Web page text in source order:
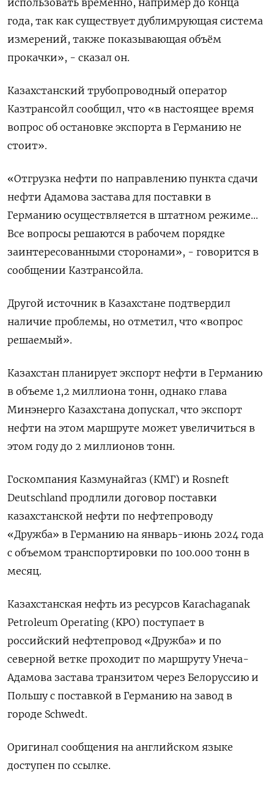
года, так как существует дублимрующая система
измерений, также показывающая объём
прокачки», - сказал он.
Казахстанский трубопроводный оператор
Казтрансойл сообщил, что «в настоящее время
вопрос об остановке экспорта в Германию не
стоит».
«Отгрузка нефти по направлению пункта сдачи
нефти Адамова застава для поставки в
Германию осуществляется в штатном режиме...
Все вопросы решаются в рабочем порядке
заинтересованными сторонами», - говорится в
сообщении Казтрансойла.
Другой источник в Казахстане подтвердил
наличие проблемы, но отметил, что «вопрос
решаемый».
Казахстан планирует экспорт нефти в Германию
в объеме 1,2 миллиона тонн, однако глава
Минэнерго Казахстана допускал, что экспорт
нефти на этом маршруте может увеличиться в
этом году до 2 миллионов тонн.
Госкомпания Казмунайгаз (КМГ) и Rosneft
Deutschland продлили договор поставки
казахстанской нефти по нефтепроводу
«Дружба» в Германию на январь-июнь 2024 года
с объемом транспортировки по 100.000 тонн в
месяц.
Казахстанская нефть из ресурсов Karachaganak
Petroleum Operating (KPO) поступает в
российский нефтепровод «Дружба» и по
северной ветке проходит по маршруту Унеча-
Адамова застава транзитом через Белоруссию и
Польшу с поставкой в Германию на завод в
городе Sсhwedt.
Оригинал сообщения на английском языке
доступен по ссылке.